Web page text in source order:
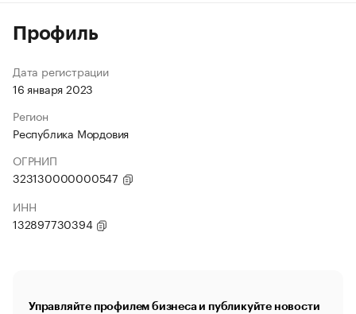
Профиль
Дата регистрации
16 января 2023
Регион
Республика Мордовия
ОГРНИП
323130000000547
ИНН
132897730394
Управляйте профилем бизнеса и публикуйте новости